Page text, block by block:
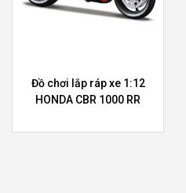
Đồ chơi lắp ráp xe 1:12
HONDA CBR 1000 RR